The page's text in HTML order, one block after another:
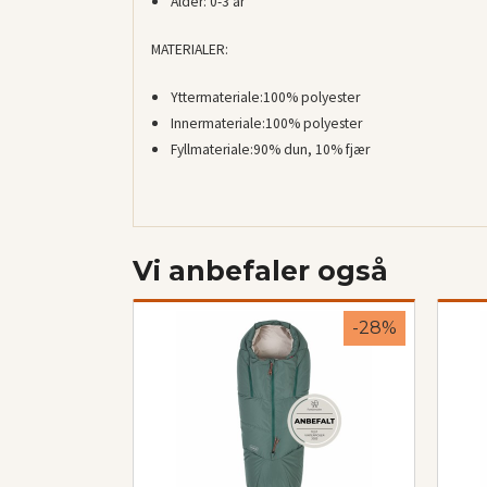
MATERIALER:
Yttermateriale:100% polyester
Innermateriale:100% polyester
Fyllmateriale:90% dun, 10% fjær
Vi anbefaler også
-28%